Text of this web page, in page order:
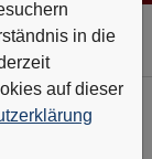
ist
in die
auf dieser